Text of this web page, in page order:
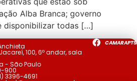
Alba Branca; governo
disponibilizar todas […]
100, 6º andar, sala
- São Paulo
900
3396-4691